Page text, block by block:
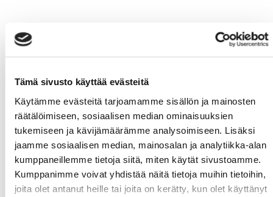
Tämä sivusto käyttää evästeitä
Käytämme evästeitä tarjoamamme sisällön ja mainosten
räätälöimiseen, sosiaalisen median ominaisuuksien
tukemiseen ja kävijämäärämme analysoimiseen. Lisäksi
jaamme sosiaalisen median, mainosalan ja analytiikka-alan
kumppaneillemme tietoja siitä, miten käytät sivustoamme.
Kumppanimme voivat yhdistää näitä tietoja muihin tietoihin,
joita olet antanut heille tai joita on kerätty, kun olet käyttänyt